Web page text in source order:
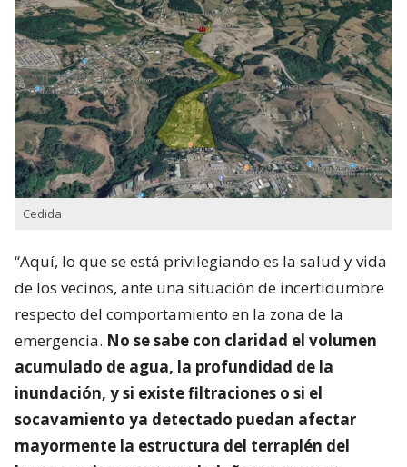
Cedida
“Aquí, lo que se está privilegiando es la salud y vida
de los vecinos, ante una situación de incertidumbre
respecto del comportamiento en la zona de la
emergencia. No se sabe con claridad el volumen
acumulado de agua, la profundidad de la
inundación, y si existe filtraciones o si el
socavamiento ya detectado puedan afectar
mayormente la estructura del terraplén del